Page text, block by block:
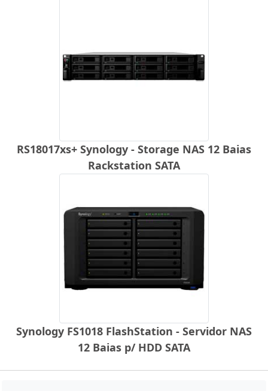
RS18017xs+ Synology - Storage NAS 12 Baias
Rackstation SATA
Synology FS1018 FlashStation - Servidor NAS
12 Baias p/ HDD SATA